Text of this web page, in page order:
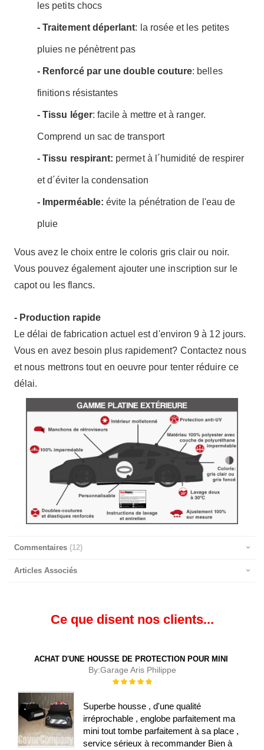
les petits chocs
- Traitement déperlant: la rosée et les petites
pluies ne pénètrent pas
- Renforcé par une double couture: belles
finitions résistantes
- Tissu léger: facile à mettre et à ranger.
Comprend un sac de transport
- Tissu respirant: permet à l´humidité de respirer
et d´éviter la condensation
- Imperméable: évite la pénétration de l'eau de
pluie
Vous avez le choix entre le coloris gris clair ou noir.
Vous pouvez également ajouter une inscription sur le
capot ou les flancs.
- Production rapide
Le délai de fabrication actuel est d'environ 9 à 12 jours.
Vous en avez besoin plus rapidement? Contactez nous
et nous mettrons tout en oeuvre pour tenter réduire ce
délai.
Commentaires 12
Articles Associés
Ce que disent nos clients...
ACHAT D'UNE HOUSSE DE PROTECTION POUR MINI
By:Garage Aris Philippe
Évaluation :
Superbe housse , d'une qualité
irréprochable , englobe parfaitement ma
mini tout tombe parfaitement à sa place ,
service sérieux à recommander Bien à